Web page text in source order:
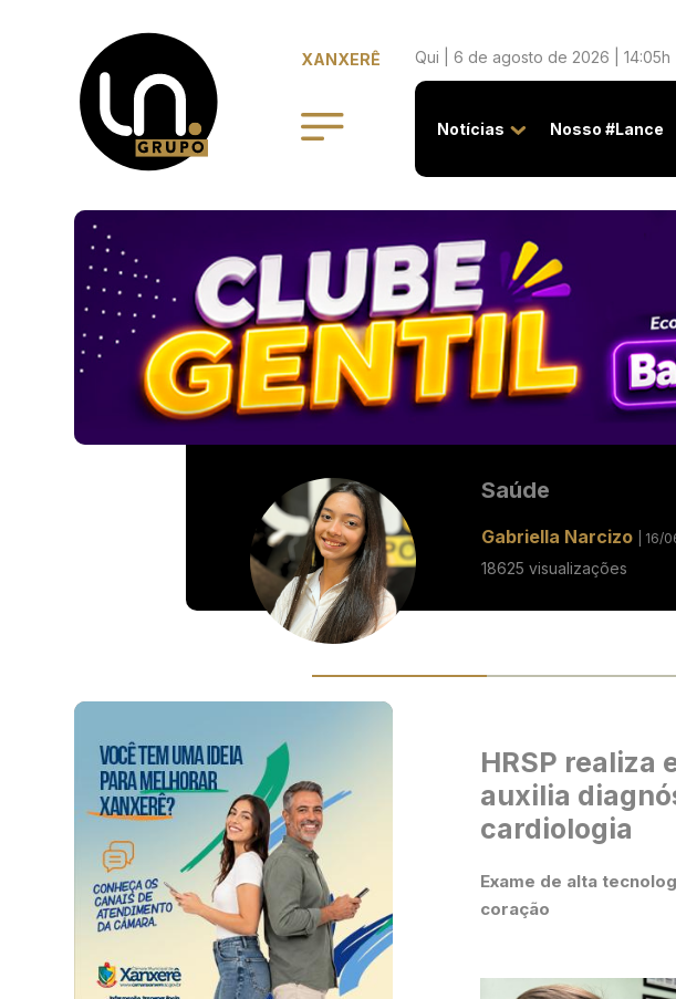
XANXERÊ Qui | 6 de agosto de 2026 | 14:05h
Notícias Nosso #Lance
Saúde
Gabriella Narcizo | 16/
18625 visualizações
HRSP realiza
auxilia
cardiologia
Exame de alta
coração